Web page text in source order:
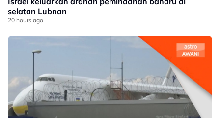
selatan Lubnan
20 hours ago